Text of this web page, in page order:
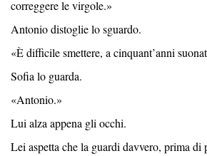
correggere le virgole.»
Antonio distoglie lo sguardo.
«È difficile smettere, a cinquant’anni
Sofia lo guarda.
«Antonio.»
Lui alza appena gli occhi.
Lei aspetta che la guardi davvero, prima di